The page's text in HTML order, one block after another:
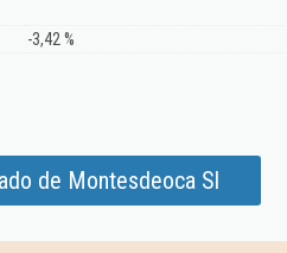
-3,42 %
de Montesdeoca Sl